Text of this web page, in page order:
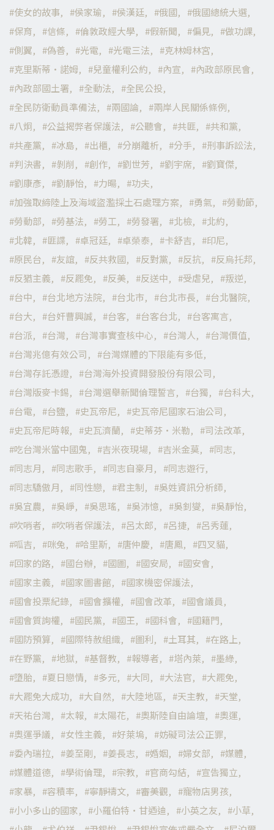
使女的故事
侯家瑜 侯漢廷 俄國
俄國總統大選
保育
信條 倫敦政經大學 假新聞 偏見
做功課
側翼
偽善 光電 光電三法
克林姆林宮
克里斯蒂·諾姆
兒童權利公約 內宣
內政部原民會
內政部國土署
全動法
全民公投
全民防衛動員準備法
兩國論
兩岸人民關係條例
八炯
公益揭弊者保護法 公聽會 共匪
共和黨
共產黨
冰島 出櫃 分崩離析 分手
刑事訴訟法
判決書
剝削 創作 劉世芳 劉宇席
劉寶傑
劉康彥
劉靜怡 力暘
功夫
加強取締陸上及海域盜濫採土石處理方案
勇氣
勞動節
勞動部
勞基法 勞工 勞發署 北檢
北約
北韓
匪諜 卓冠廷 卓榮泰 卡舒吉
印尼
原民台
友誼 反共救國 反對黨 反抗
反烏托邦
反猶主義
反罷免 反美 反送中 受虐兒
叛逆
台中
台北地方法院 台北市 台北市長
台北醫院
台大
台奸曹興誠 台客 台客台北
台客寓言
台派
台灣 台灣事實查核中心 台灣人
台灣價值
台灣兆億有效公司
台灣媒體的下限能有多低
台灣存託憑證
台灣海外投資開發股份有限公司
台灣版麥卡錫
台灣選舉新聞倫理誓言 台獨
台科大
台電
台鹽 史瓦帝尼
史瓦帝尼國家石油公司
史瓦帝尼時報
史瓦濟蘭 史蒂芬·米勒
司法改革
吃台灣米當中國鬼
吉米夜現場 吉米金莫
同志
同志月
同志歌手 同志自豪月
同志遊行
同志驕傲月
同性戀 君主制
吳姓資訊分析師
吳宜農
吳崢 吳思瑤 吳沛憶 吳釗燮
吳靜怡
吹哨者
吹哨者保護法 呂太郎 呂捷
呂秀蓮
呱吉
咪兔 哈里斯 唐仲慶 唐鳳
四叉貓
回家的路
國台辦 國圖 國安局
國安會
國家主義
國家圖書館
國家機密保護法
國會投票紀錄
國會擴權 國會改革
國會議員
國會質詢權
國民黨 國王 國科會
國籍門
國防預算
國際特赦組織 圖利 土耳其
在路上
在野黨
地獄 基督教 報導者 塔內萊
墨綠
墮胎
夏日戀情 多元 大同 大法官
大罷免
大罷免大成功
大自然 大陸地區 天主教
天堂
天祐台灣
太報 太陽花 奧斯陸自由論壇
奧運
奧運爭議
女性主義 好萊塢
妨礙司法公正罪
委內瑞拉
姜至剛 姜長志 婚姻 婦女部
媒體
媒體道德
學術倫理 宗教 官商勾結
宣告獨立
家暴
容積率 寧靜禱文 審美觀
寵物店男孩
小小多山的國家
小羅伯特·甘迺迪 小英之友
小草